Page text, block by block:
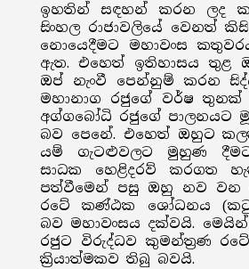
ඉහතින් සඳහන් කරන ලද
සිංහල රාජාවලියේ වෙනත්
නොයෙදීමට මහාවංස
ඇත. එහෙත් ඉතිහාසය තුළ
ඔප් නැංවී පෙන්නුම් කරන
මහානාග රජුගේ වර්ෂ තුනක්
අග්ගබෝධි රජුගේ පාලනයට
බව පෙනේ. එහෙත් ඔහුට
යම් ගැටළුවලට මුහුණ
සාධක හෙළිදරව් කරගත
පත්වීමෙන් පසු ඔහු නව වන
රටේ කණ්ඨක ශෝධනය
බව මහාවංසය දක්වයි. මෙයින්
රජුට විරුද්ධව කුමන්ත්‍රණ
ක්‍රියාත්මකව තිබු බවයි.